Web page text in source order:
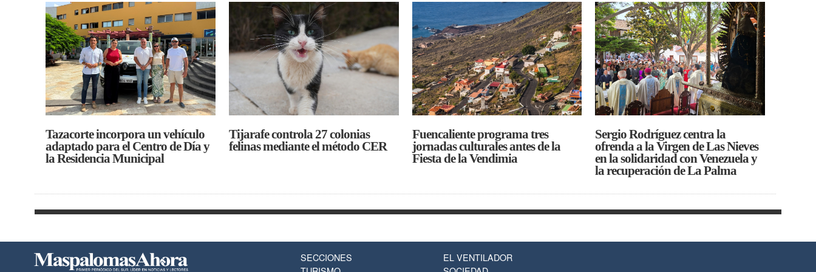
Tazacorte incorpora un vehículo
adaptado para el Centro de Día y
la Residencia Municipal
Tijarafe controla 27 colonias
felinas mediante el método CER
Fuencaliente programa tres
jornadas culturales antes de la
Fiesta de la Vendimia
Sergio Rodríguez centra la
ofrenda a la Virgen de Las Nieves
en la solidaridad con Venezuela y
la recuperación de La Palma
SECCIONES
EL VENTILADOR